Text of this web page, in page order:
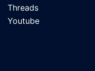
Threads
Youtube